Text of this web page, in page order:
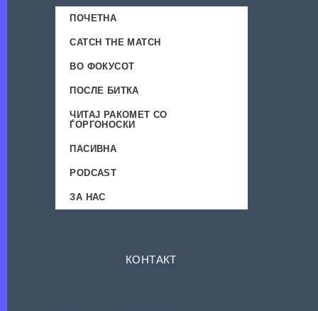
ПОЧЕТНА
CATCH THE MATCH
ВО ФОКУСОТ
ПОСЛЕ БИТКА
ЧИТАЈ РАКОМЕТ СО
ЃОРГОНОСКИ
ПАСИВНА
PODCAST
ЗА НАС
КОНТАКТ